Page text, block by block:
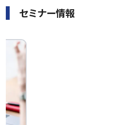
セミナー情報